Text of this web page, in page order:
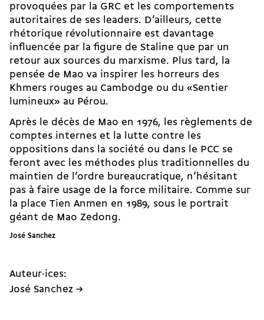
provoquées par la GRC et les comportements
autoritaires de ses leaders. D’ailleurs, cette
rhétorique révolutionnaire est davantage
influencée par la figure de Staline que par un
retour aux sources du marxisme. Plus tard, la
pensée de Mao va inspirer les horreurs des
Khmers rouges au Cambodge ou du «Sentier
lumineux» au Pérou.
Après le décès de Mao en 1976, les règlements de
comptes internes et la lutte contre les
oppositions dans la société ou dans le PCC se
feront avec les méthodes plus traditionnelles du
maintien de l’ordre bureaucratique, n’hésitant
pas à faire usage de la force militaire. Comme sur
la place Tien Anmen en 1989, sous le portrait
géant de Mao Zedong.
José Sanchez
Auteur·ices:
José Sanchez →